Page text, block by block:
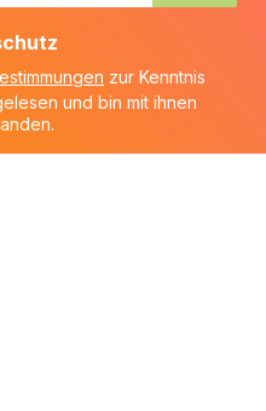
zur Kenntnis
und bin mit ihnen